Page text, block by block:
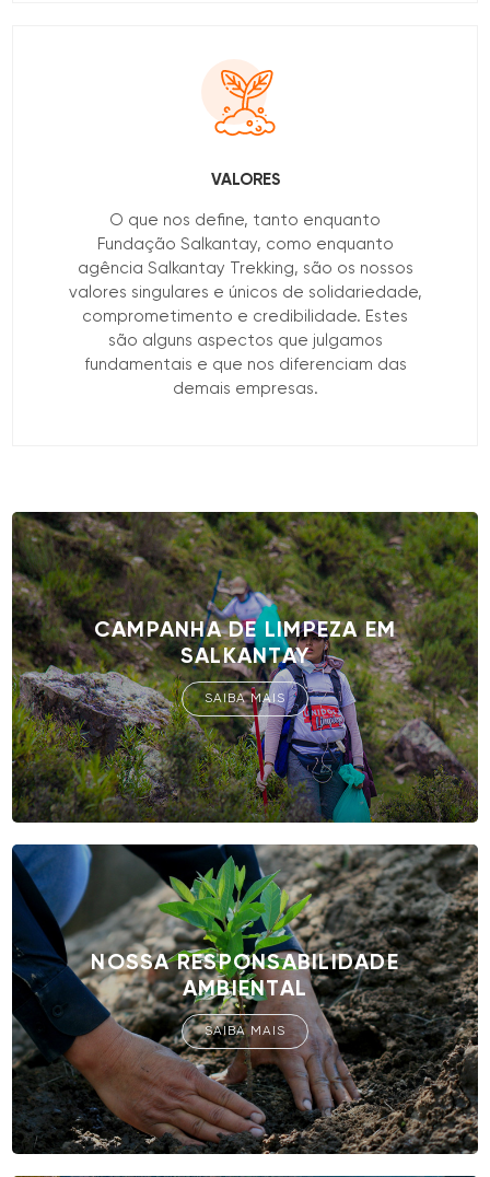
VALORES
O que nos define, tanto enquanto
Fundação Salkantay, como enquanto
agência Salkantay Trekking, são os nossos
valores singulares e únicos de solidariedade,
comprometimento e credibilidade. Estes
são alguns aspectos que julgamos
fundamentais e que nos diferenciam das
demais empresas.
CAMPANHA DE LIMPEZA EM
SALKANTAY
SAIBA MAIS
NOSSA RESPONSABILIDADE
AMBIENTAL
SAIBA MAIS